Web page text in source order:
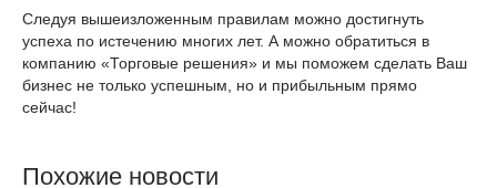
Следуя вышеизложенным правилам можно достигнуть
успеха по истечению многих лет. А можно обратиться в
компанию «Торговые решения» и мы поможем сделать Ваш
бизнес не только успешным, но и прибыльным прямо
сейчас!
Похожие новости